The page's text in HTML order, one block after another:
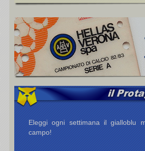
Eleggi ogni settimana il gialloblu
campo!